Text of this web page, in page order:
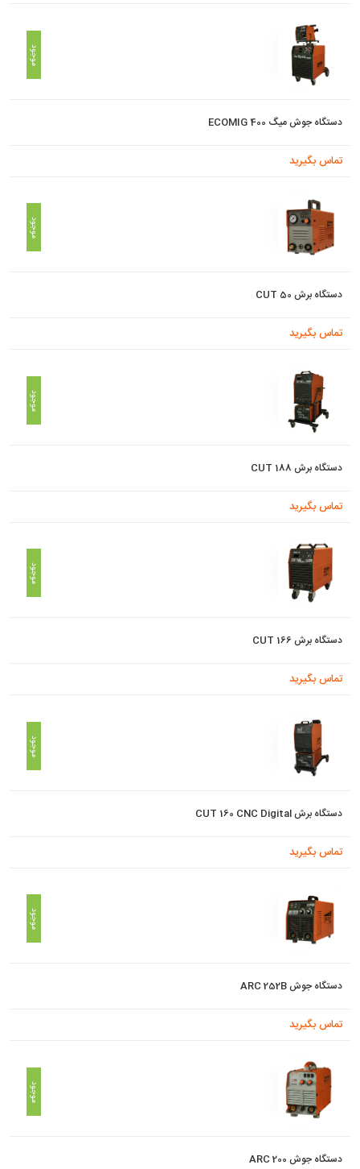
موجود
دستگاه جوش میگ ECOMIG 400
تماس بگیرید
موجود
دستگاه برش CUT 50
تماس بگیرید
موجود
دستگاه برش CUT 188
تماس بگیرید
موجود
دستگاه برش CUT 166
تماس بگیرید
موجود
دستگاه برش CUT 160 CNC Digital
تماس بگیرید
موجود
دستگاه جوش ARC 252B
تماس بگیرید
موجود
دستگاه جوش ARC 200